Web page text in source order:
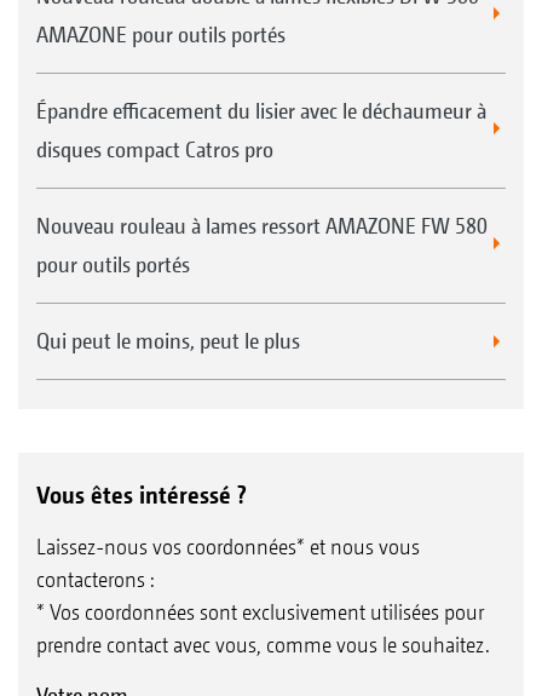
AMAZONE pour outils portés
Épandre efficacement du lisier avec le déchaumeur à
disques compact Catros pro
Nouveau rouleau à lames ressort AMAZONE FW 580
pour outils portés
Qui peut le moins, peut le plus
Vous êtes intéressé ?
Laissez-nous vos coordonnées* et nous vous
contacterons :
* Vos coordonnées sont exclusivement utilisées pour
prendre contact avec vous, comme vous le souhaitez.